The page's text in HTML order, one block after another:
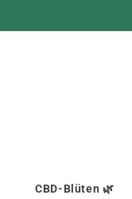
CBD-Blüten 🌿